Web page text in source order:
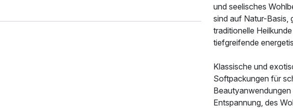
und seelisches
sind auf Natur-Basis,
traditionelle
tiefgreifende
Klassische und
Softpackungen für
Entspannung, des